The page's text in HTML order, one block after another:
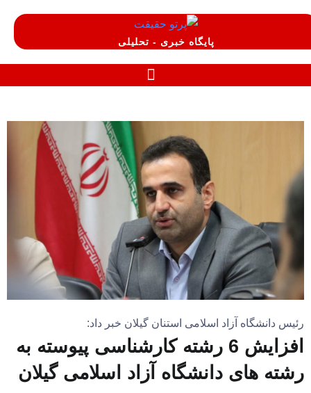
پایگاه خبری - تحلیلی
رئیس دانشگاه آزاد اسلامی استنان گیلان خبر داد:
افزایش 6 رشته کارشناسی پیوسته به
رشته های دانشگاه آزاد اسلامی گیلان